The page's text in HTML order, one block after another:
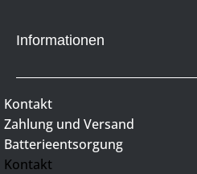
Informationen
Kontakt
Zahlung und Versand
Batterieentsorgung
Kontakt